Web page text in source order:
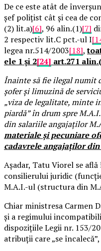
De ce este atât de
șef polițist cât și cea de
(2) lit.a)[6], 96 alin.(1)[7]
2 respectiv lit.C pct.-ul I
legea nr.514/2003[18],
ele 1 și 2[24] art.271
Înainte să fie ilegal numit
șofer și limuzină de
„viza de legalitate, minte
piardă” în drum spre
din salariile angajaților
materiale și pecuniare
cadavrele angajaților
Așadar, Tatu Viorel se
consilierului juridic
M.A.I.-ul (structura din
Chiar ministresa Carmen
și a regimului
dispozițiile Legii nr. 153/
atribuții care „se